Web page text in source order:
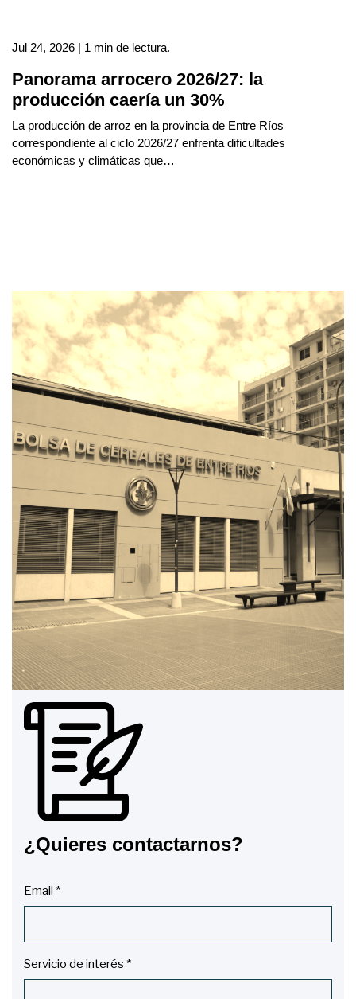
Jul 24, 2026 | 1 min de lectura.
Panorama arrocero 2026/27: la
producción caería un 30%
La producción de arroz en la provincia de Entre Ríos
correspondiente al ciclo 2026/27 enfrenta dificultades
económicas y climáticas que…
¿Quieres contactarnos?
Email *
Servicio de interés *